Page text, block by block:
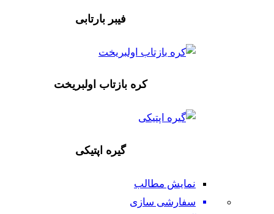
فیبر بارتابی
کره بازتاب اولبریخت
گیره اپتیکی
نمایش مطالب
سفارشی سازی